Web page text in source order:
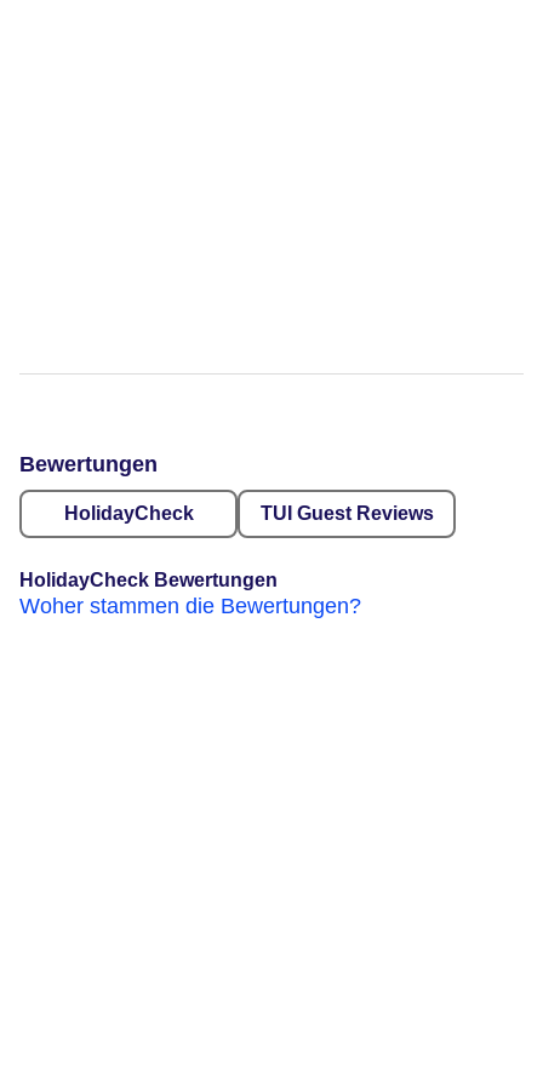
Bewertungen
HolidayCheck TUI Guest Reviews
HolidayCheck Bewertungen
Woher stammen die Bewertungen?